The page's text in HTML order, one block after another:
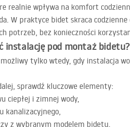
realnie wpływa na komfort
W praktyce bidet skraca
potrzeb, bez konieczności
instalację pod montaż bidetu?
tylko wtedy, gdy instalacja
sprawdź kluczowe elementy:
ciepłej i zimnej wody,
kanalizacyjnego,
z wybranym modelem bidetu,